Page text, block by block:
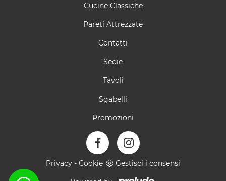
Cucine Classiche
Pareti Attrezzate
Contatti
Sedie
Tavoli
Sgabelli
Promozioni
Privacy - Cookie Gestisci i consensi